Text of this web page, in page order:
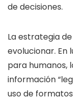
de decisiones.
La estrategia
evolucionar.
para humanos,
información
uso de